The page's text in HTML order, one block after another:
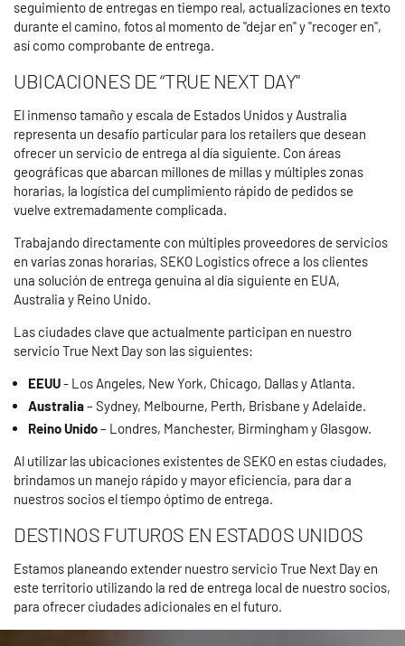
seguimiento de entregas en tiempo real, actualizaciones en texto
durante el camino, fotos al momento de "dejar en" y "recoger en",
así como comprobante de entrega.
UBICACIONES DE “TRUE NEXT DAY"
El inmenso tamaño y escala de Estados Unidos y Australia
representa un desafío particular para los retailers que desean
ofrecer un servicio de entrega al día siguiente. Con áreas
geográficas que abarcan millones de millas y múltiples zonas
horarias, la logística del cumplimiento rápido de pedidos se
vuelve extremadamente complicada.
Trabajando directamente con múltiples proveedores de servicios
en varias zonas horarias, SEKO Logistics ofrece a los clientes
una solución de entrega genuina al día siguiente en EUA,
Australia y Reino Unido.
Las ciudades clave que actualmente participan en nuestro
servicio True Next Day son las siguientes:
EEUU- Los Angeles, New York, Chicago, Dallas y Atlanta.
Australia– Sydney, Melbourne, Perth, Brisbane y Adelaide.
Reino Unido– Londres, Manchester, Birmingham y Glasgow.
Al utilizar las ubicaciones existentes de SEKO en estas ciudades,
brindamos un manejo rápido y mayor eficiencia, para dar a
nuestros socios el tiempo óptimo de entrega.
DESTINOS FUTUROS EN ESTADOS UNIDOS
Estamos planeando extender nuestro servicio True Next Day en
este territorio utilizando la red de entrega local de nuestro socios,
para ofrecer ciudades adicionales en el futuro.